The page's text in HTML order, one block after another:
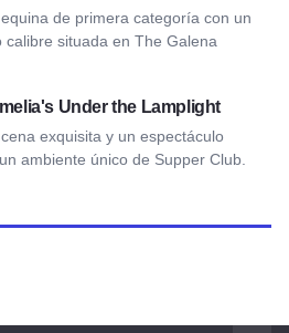
de primera categoría con un
calibre situada en The Galena
Under the Lamplight
exquisita y un espectáculo
ambiente único de Supper Club.
Dinner Theater